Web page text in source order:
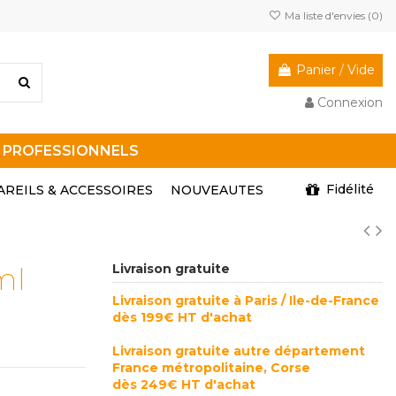
Ma liste d'envies (0)
Panier / Vide
Connexion
& ACCESSOIRES Fidélité
NOUVEAUTES
Livraison gratuite
Livraison gratuite à Paris / Ile-de-France
dès 199€ HT d'achat
Livraison gratuite autre département
France métropolitaine, Corse
dès 249€ HT d'achat